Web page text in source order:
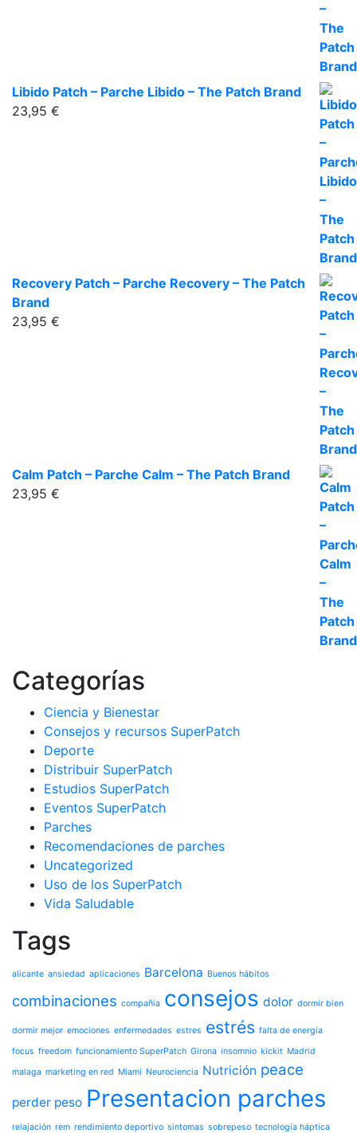
Libido Patch – Parche Libido – The Patch Brand
23,95 €
Recovery Patch – Parche Recovery – The Patch
Brand
23,95 €
Calm Patch – Parche Calm – The Patch Brand
23,95 €
Categorías
Ciencia y Bienestar
Consejos y recursos SuperPatch
Deporte
Distribuir SuperPatch
Estudios SuperPatch
Eventos SuperPatch
Parches
Recomendaciones de parches
Uncategorized
Uso de los SuperPatch
Vida Saludable
Tags
alicante ansiedad aplicaciones Barcelona Buenos hábitos
combinaciones compañía consejos dolor dormir bien
dormir mejor emociones enfermedades estres estrés falta de energía
focus freedom funcionamiento SuperPatch Girona insomnio kickit Madrid
malaga marketing en red Miami Neurociencia Nutrición peace
perder peso Presentacion parches
relajación rem rendimiento deportivo sintomas sobrepeso tecnología háptica